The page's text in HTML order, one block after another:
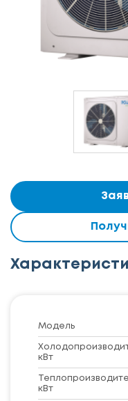
Модель
кВт
кВт